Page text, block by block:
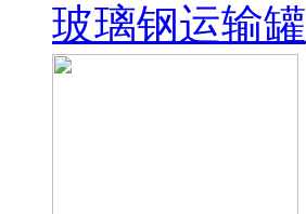
玻璃钢运输罐